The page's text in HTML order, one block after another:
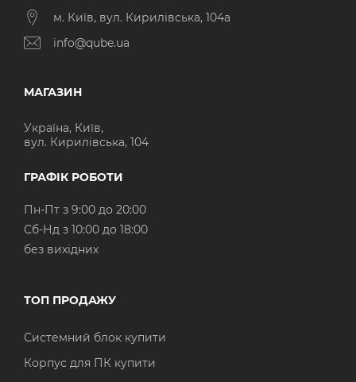
м. Київ, вул. Кирилівська, 104а
info@qube.ua
МАГАЗИН
Україна, Київ,
вул. Кирилівська, 104
ГРАФІК РОБОТИ
Пн-Пт з 9:00 до 20:00
Cб-Нд з 10:00 до 18:00
без вихідних
ТОП ПРОДАЖУ
Системний блок купити
Корпус для ПК купити